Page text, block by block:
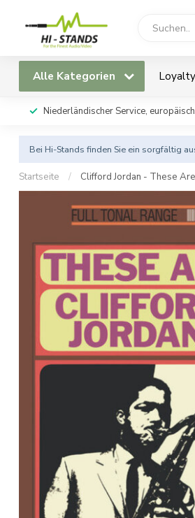
Alle Kategorien Loyalty
Niederländischer Service,
Bei Hi-Stands finden Sie ein sorgfältig
Startseite / Clifford Jordan - These